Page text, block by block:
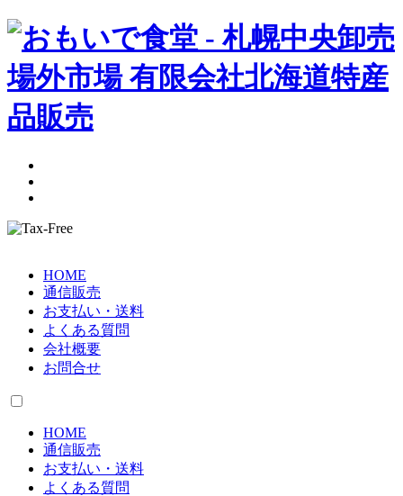
HOME
通信販売
お支払い・送料
よくある質問
会社概要
お問合せ
HOME
通信販売
お支払い・送料
よくある質問